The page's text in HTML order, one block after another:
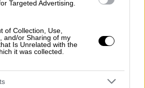
Targeted Advertising.
of Collection, Use,
and/or Sharing of my
Is Unrelated with the
it was collected.
των αστοχιών της
και
την αποτυχία του
συστήματος να
με τις σημερινές